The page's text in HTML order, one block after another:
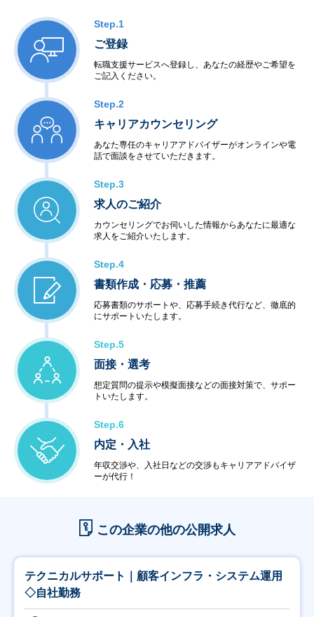
Step.1
ご登録
転職支援サービスへ登録し、あなたの経歴やご希望を
ご記入ください。
Step.2
キャリアカウンセリング
あなた専任のキャリアアドバイザーがオンラインや電
話で面談をさせていただきます。
Step.3
求人のご紹介
カウンセリングでお伺いした情報からあなたに最適な
求人をご紹介いたします。
Step.4
書類作成・応募・推薦
応募書類のサポートや、応募手続き代行など、徹底的
にサポートいたします。
Step.5
面接・選考
想定質問の提示や模擬面接などの面接対策で、サポー
トいたします。
Step.6
内定・入社
年収交渉や、入社日などの交渉もキャリアアドバイザ
ーが代行！
この企業の他の公開求人
テクニカルサポート｜顧客インフラ・システム運用
◇自社勤務